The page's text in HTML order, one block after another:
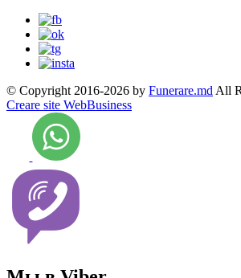
© Copyright 2016-2026 by Funerare.md All
Creare site WebBusiness